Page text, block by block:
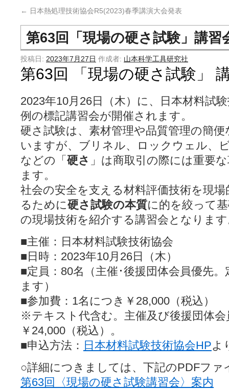
← 日本熱処理技術協会R5(2023)春季講演大会発表
第63回「現場の硬さ試験」講習
投稿日: 2023年7月27日 作成者: 山本科学工具研究社
第63回 「現場の硬さ試験」
2023年10月26日（木）に、日本材料試
例の標記講習会が開催されます。
硬さ試験は、素材管理や品質管理の簡
いますが、ブリネル、ロックウェル、
などの「 硬さ 」は商取引の際には重要
ます。
社会の安全を支える材料評価技術を現
るために硬さ試験の本質に的を絞って
の現場技術を紹介する講習会となりま
■主催：日本材料試験技術協会
■日時：2023年10月26日（木）
■定員：80名（主催･後援団体会員優先
ます）
■参加費：1名につき￥28,000（税込）
※テキスト代含む。主催及び後援団体
￥24,000（税込）。
■申込方法： 日本材料試験技術協会HPよ
○詳細につきましては、下記のPDFファ
第63回〈現場の硬さ試験講習会〉案内